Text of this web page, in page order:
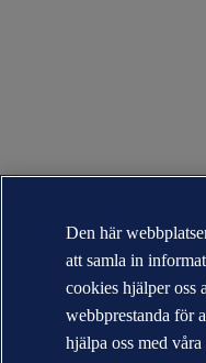
Den här
att samla in
cookies hjälper oss
webbprestanda för
hjälpa oss med